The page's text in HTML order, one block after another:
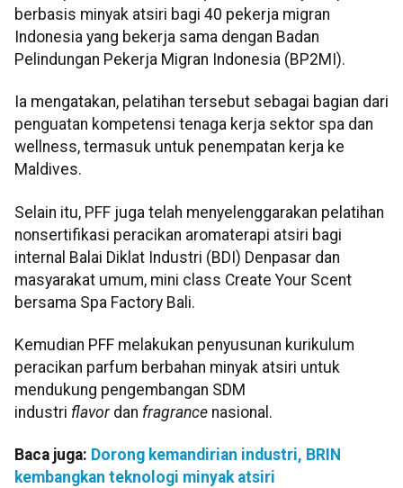
berbasis minyak atsiri bagi 40 pekerja migran
Indonesia yang bekerja sama dengan Badan
Pelindungan Pekerja Migran Indonesia (BP2MI).
Ia mengatakan, pelatihan tersebut sebagai bagian dari
penguatan kompetensi tenaga kerja sektor spa dan
wellness, termasuk untuk penempatan kerja ke
Maldives.
Selain itu, PFF juga telah menyelenggarakan pelatihan
nonsertifikasi peracikan aromaterapi atsiri bagi
internal Balai Diklat Industri (BDI) Denpasar dan
masyarakat umum, mini class Create Your Scent
bersama Spa Factory Bali.
Kemudian PFF melakukan penyusunan kurikulum
peracikan parfum berbahan minyak atsiri untuk
mendukung pengembangan SDM
industri flavordan fragrance nasional.
Baca juga: Dorong kemandirian industri, BRIN
kembangkan teknologi minyak atsiri